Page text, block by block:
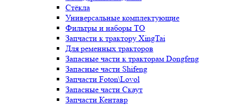
Стёкла
Универсальные комплектующие
Фильтры и наборы ТО
Запчасти к трактору XingTai
Для ременных тракторов
Запасные части к тракторам Dongfeng
Запасные части Shifeng
Запчасти Foton\Lovol
Запасные части Скаут
Запчасти Кентавр